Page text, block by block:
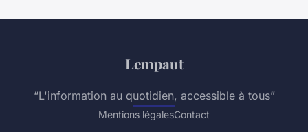
Lempaut
“L'information au quotidien, accessible à tous”
Mentions légalesContact